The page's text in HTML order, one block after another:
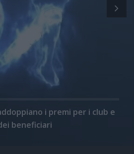
i premi per i club e
beneficiari